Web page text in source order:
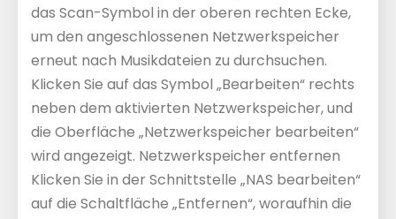
das Scan-Symbol in der oberen rechten Ecke,
um den angeschlossenen Netzwerkspeicher
erneut nach Musikdateien zu durchsuchen.
Klicken Sie auf das Symbol „Bearbeiten“ rechts
neben dem aktivierten Netzwerkspeicher, und
die Oberfläche „Netzwerkspeicher bearbeiten“
wird angezeigt. Netzwerkspeicher entfernen
Klicken Sie in der Schnittstelle „NAS bearbeiten“
auf die Schaltfläche „Entfernen“, woraufhin die